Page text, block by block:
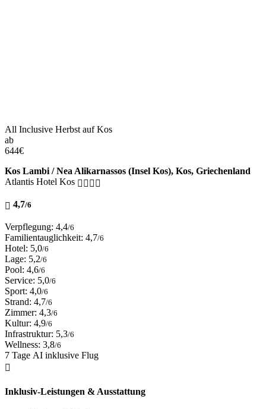
All Inclusive Herbst auf Kos
ab
644€
Kos Lambi / Nea Alikarnassos (Insel Kos), Kos, Griechenland
Atlantis Hotel Kos
4,7/6
Verpflegung: 4,4/6
Familientauglichkeit: 4,7/6
Hotel: 5,0/6
Lage: 5,2/6
Pool: 4,6/6
Service: 5,0/6
Sport: 4,0/6
Strand: 4,7/6
Zimmer: 4,3/6
Kultur: 4,9/6
Infrastruktur: 5,3/6
Wellness: 3,8/6
7 Tage AI inklusive Flug
Inklusiv-Leistungen & Ausstattung